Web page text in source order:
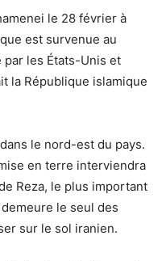
le 28 février à
est survenue au
les États-Unis et
la République islamique
dans le nord-est du pays.
en terre interviendra
Reza, le plus important
demeure le seul des
sur le sol iranien.